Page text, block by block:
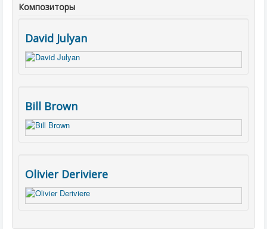
Композиторы
David Julyan
Bill Brown
Olivier Deriviere